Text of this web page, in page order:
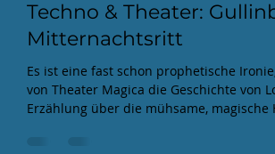
EFA
2. Jan.
2 Min. Lesezeit
Techno & Theater: